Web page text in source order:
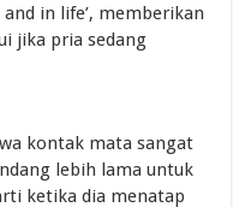
in life’, memberikan
jika pria sedang
kontak mata sangat
lebih lama untuk
ketika dia menatap